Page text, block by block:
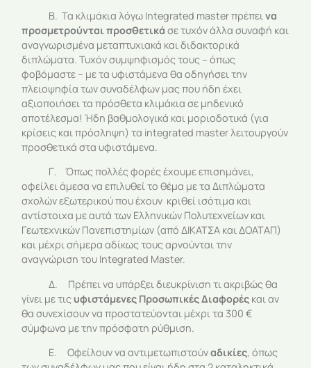
Β. Τα κλιμάκια λόγω Integrated master πρέπεινα
προσμετρούνται προσθετικά σε τυχόν άλλα συναφή και
αναγνωρισμένα μεταπτυχιακά και διδακτορικά
διπλώματα. Τυχόν συμψηφισμός τους – όπως
φοβόμαστε – με τα υφιστάμενα θα οδηγήσει την
πλειοψηφία των συναδέλφων μας που ήδη έχει
αξιοποιήσει τα πρόσθετα κλιμάκια σε μηδενικό
αποτέλεσμα! Ήδη βαθμολογικά και μοριοδοτικά (για
κρίσεις και πρόσληψη) τα integrated master λειτουργούν
προσθετικά στα υφιστάμενα.
Γ. Όπως πολλές φορές έχουμε επισημάνει,
οφείλει άμεσα να επιλυθεί το θέμα με τα Διπλώματα
σχολών εξωτερικού που έχουν κριθεί ισότιμα και
αντίστοιχα με αυτά των Ελληνικών Πολυτεχνείων και
Γεωτεχνικών Πανεπιστημίων (από ΔΙΚΑΤΣΑ και ΔΟΑΤΑΠ)
και μέχρι σήμερα αδίκως τους αρνούνται την
αναγνώριση του Integrated Master.
Δ. Πρέπει να υπάρξει διευκρίνιση τι ακριβώς θα
γίνει με τις υφιστάμενες Προσωπικές Διαφορές και αν
θα συνεχίσουν να προστατεύονται μέχρι τα 300 €
σύμφωνα με την πρόσφατη ρύθμιση.
Ε. Οφείλουν να αντιμετωπιστούναδικίες, όπως